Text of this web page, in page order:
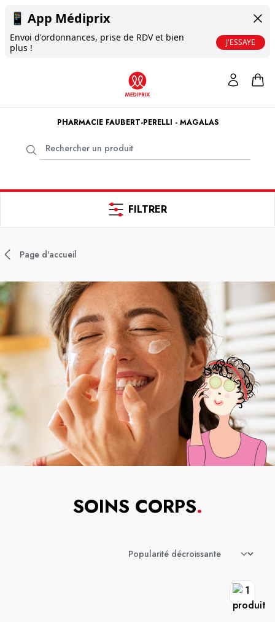
📱 App Médiprix
Envoi d'ordonnances, prise de RDV et bien
plus !
J'ESSAYE
PHARMACIE FAUBERT-PERELLI - MAGALAS
FILTRER
Page d'accueil
SOINS CORPS.